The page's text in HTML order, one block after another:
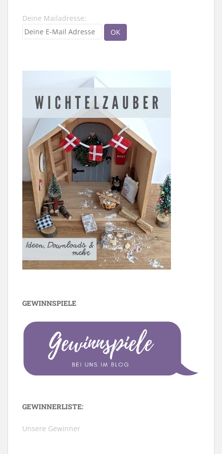
Deine Mailadresse:
GEWINNSPIELE
GEWINNERLISTE:
Unsere Gewinner